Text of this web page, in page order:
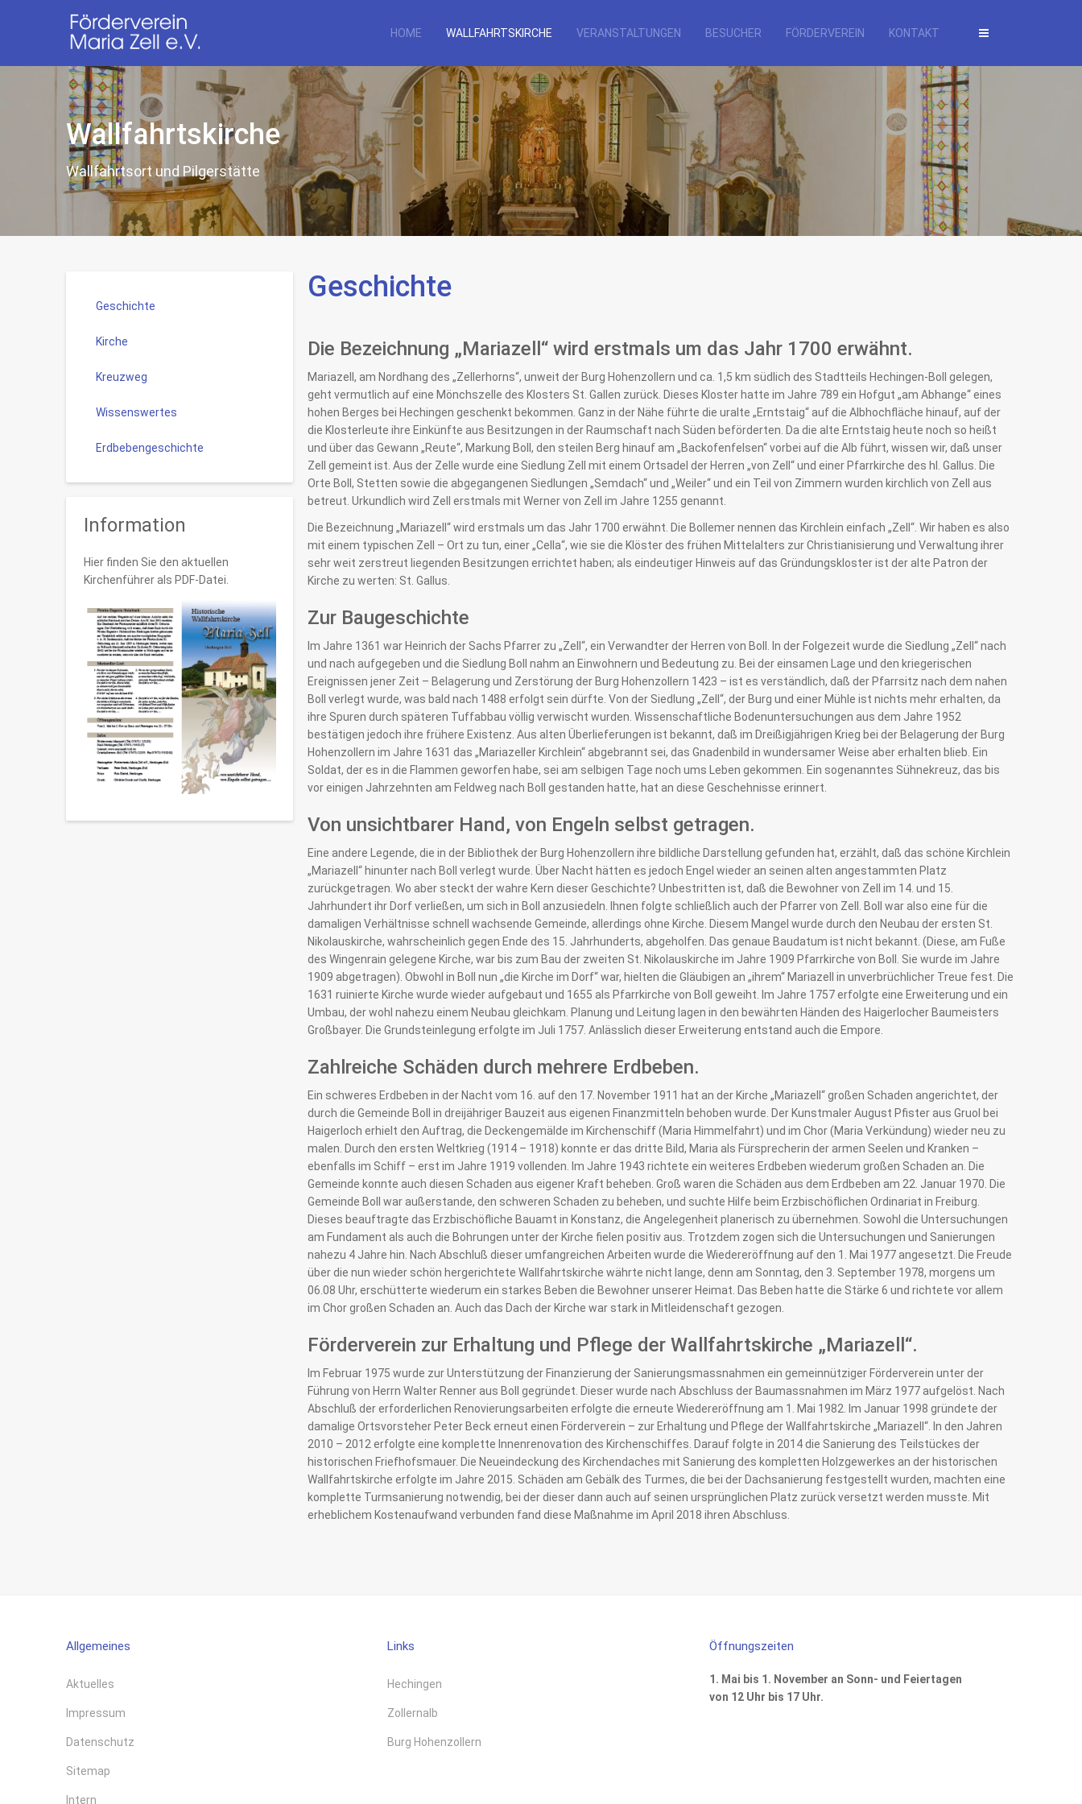
HOME WALLFAHRTSKIRCHE VERANSTALTUNGEN BESUCHER FÖRDERVEREIN KONTAKT
Wallfahrtskirche
Wallfahrtsort und Pilgerstätte
Geschichte
Die Bezeichnung „Mariazell“ wird erstmals um das Jahr 1700 erwähnt.
Mariazell, am Nordhang des „Zellerhorns“, unweit der Burg Hohenzollern und ca. 1,5 km südlich des Stadtteils Hechingen-Boll gelegen,
geht vermutlich auf eine Mönchszelle des Klosters St. Gallen zurück. Dieses Kloster hatte im Jahre 789 ein Hofgut „am Abhange“ eines
hohen Berges bei Hechingen geschenkt bekommen. Ganz in der Nähe führte die uralte „Erntstaig“ auf die Albhochfläche hinauf, auf der
die Klosterleute ihre Einkünfte aus Besitzungen in der Raumschaft nach Süden beförderten. Da die alte Erntstaig heute noch so heißt
und über das Gewann „Reute“, Markung Boll, den steilen Berg hinauf am „Backofenfelsen“ vorbei auf die Alb führt, wissen wir, daß unser
Zell gemeint ist. Aus der Zelle wurde eine Siedlung Zell mit einem Ortsadel der Herren „von Zell“ und einer Pfarrkirche des hl. Gallus. Die
Orte Boll, Stetten sowie die abgegangenen Siedlungen „Semdach“ und „Weiler“ und ein Teil von Zimmern wurden kirchlich von Zell aus
betreut. Urkundlich wird Zell erstmals mit Werner von Zell im Jahre 1255 genannt.
Die Bezeichnung „Mariazell“ wird erstmals um das Jahr 1700 erwähnt. Die Bollemer nennen das Kirchlein einfach „Zell“. Wir haben es also
mit einem typischen Zell – Ort zu tun, einer „Cella“, wie sie die Klöster des frühen Mittelalters zur Christianisierung und Verwaltung ihrer
sehr weit zerstreut liegenden Besitzungen errichtet haben; als eindeutiger Hinweis auf das Gründungskloster ist der alte Patron der
Kirche zu werten: St. Gallus.
Zur Baugeschichte
Im Jahre 1361 war Heinrich der Sachs Pfarrer zu „Zell“, ein Verwandter der Herren von Boll. In der Folgezeit wurde die Siedlung „Zell“ nach
und nach aufgegeben und die Siedlung Boll nahm an Einwohnern und Bedeutung zu. Bei der einsamen Lage und den kriegerischen
Ereignissen jener Zeit – Belagerung und Zerstörung der Burg Hohenzollern 1423 – ist es verständlich, daß der Pfarrsitz nach dem nahen
Boll verlegt wurde, was bald nach 1488 erfolgt sein dürfte. Von der Siedlung „Zell“, der Burg und einer Mühle ist nichts mehr erhalten, da
ihre Spuren durch späteren Tuffabbau völlig verwischt wurden. Wissenschaftliche Bodenuntersuchungen aus dem Jahre 1952
bestätigen jedoch ihre frühere Existenz. Aus alten Überlieferungen ist bekannt, daß im Dreißigjährigen Krieg bei der Belagerung der Burg
Hohenzollern im Jahre 1631 das „Mariazeller Kirchlein“ abgebrannt sei, das Gnadenbild in wundersamer Weise aber erhalten blieb. Ein
Soldat, der es in die Flammen geworfen habe, sei am selbigen Tage noch ums Leben gekommen. Ein sogenanntes Sühnekreuz, das bis
vor einigen Jahrzehnten am Feldweg nach Boll gestanden hatte, hat an diese Geschehnisse erinnert.
Von unsichtbarer Hand, von Engeln selbst getragen.
Eine andere Legende, die in der Bibliothek der Burg Hohenzollern ihre bildliche Darstellung gefunden hat, erzählt, daß das schöne Kirchlein
„Mariazell“ hinunter nach Boll verlegt wurde. Über Nacht hätten es jedoch Engel wieder an seinen alten angestammten Platz
zurückgetragen. Wo aber steckt der wahre Kern dieser Geschichte? Unbestritten ist, daß die Bewohner von Zell im 14. und 15.
Jahrhundert ihr Dorf verließen, um sich in Boll anzusiedeln. Ihnen folgte schließlich auch der Pfarrer von Zell. Boll war also eine für die
damaligen Verhältnisse schnell wachsende Gemeinde, allerdings ohne Kirche. Diesem Mangel wurde durch den Neubau der ersten St.
Nikolauskirche, wahrscheinlich gegen Ende des 15. Jahrhunderts, abgeholfen. Das genaue Baudatum ist nicht bekannt. (Diese, am Fuße
des Wingenrain gelegene Kirche, war bis zum Bau der zweiten St. Nikolauskirche im Jahre 1909 Pfarrkirche von Boll. Sie wurde im Jahre
1909 abgetragen). Obwohl in Boll nun „die Kirche im Dorf“ war, hielten die Gläubigen an „ihrem“ Mariazell in unverbrüchlicher Treue fest. Die
1631 ruinierte Kirche wurde wieder aufgebaut und 1655 als Pfarrkirche von Boll geweiht. Im Jahre 1757 erfolgte eine Erweiterung und ein
Umbau, der wohl nahezu einem Neubau gleichkam. Planung und Leitung lagen in den bewährten Händen des Haigerlocher Baumeisters
Großbayer. Die Grundsteinlegung erfolgte im Juli 1757. Anlässlich dieser Erweiterung entstand auch die Empore.
Zahlreiche Schäden durch mehrere Erdbeben.
Ein schweres Erdbeben in der Nacht vom 16. auf den 17. November 1911 hat an der Kirche „Mariazell“ großen Schaden angerichtet, der
durch die Gemeinde Boll in dreijähriger Bauzeit aus eigenen Finanzmitteln behoben wurde. Der Kunstmaler August Pfister aus Gruol bei
Haigerloch erhielt den Auftrag, die Deckengemälde im Kirchenschiff (Maria Himmelfahrt) und im Chor (Maria Verkündung) wieder neu zu
malen. Durch den ersten Weltkrieg (1914 – 1918) konnte er das dritte Bild, Maria als Fürsprecherin der armen Seelen und Kranken –
ebenfalls im Schiff – erst im Jahre 1919 vollenden. Im Jahre 1943 richtete ein weiteres Erdbeben wiederum großen Schaden an. Die
Gemeinde konnte auch diesen Schaden aus eigener Kraft beheben. Groß waren die Schäden aus dem Erdbeben am 22. Januar 1970. Die
Gemeinde Boll war außerstande, den schweren Schaden zu beheben, und suchte Hilfe beim Erzbischöflichen Ordinariat in Freiburg.
Dieses beauftragte das Erzbischöfliche Bauamt in Konstanz, die Angelegenheit planerisch zu übernehmen. Sowohl die Untersuchungen
am Fundament als auch die Bohrungen unter der Kirche fielen positiv aus. Trotzdem zogen sich die Untersuchungen und Sanierungen
nahezu 4 Jahre hin. Nach Abschluß dieser umfangreichen Arbeiten wurde die Wiedereröffnung auf den 1. Mai 1977 angesetzt. Die Freude
über die nun wieder schön hergerichtete Wallfahrtskirche währte nicht lange, denn am Sonntag, den 3. September 1978, morgens um
06.08 Uhr, erschütterte wiederum ein starkes Beben die Bewohner unserer Heimat. Das Beben hatte die Stärke 6 und richtete vor allem
im Chor großen Schaden an. Auch das Dach der Kirche war stark in Mitleidenschaft gezogen.
Förderverein zur Erhaltung und Pflege der Wallfahrtskirche „Mariazell“.
Im Februar 1975 wurde zur Unterstützung der Finanzierung der Sanierungsmassnahmen ein gemeinnütziger Förderverein unter der
Führung von Herrn Walter Renner aus Boll gegründet. Dieser wurde nach Abschluss der Baumassnahmen im März 1977 aufgelöst. Nach
Abschluß der erforderlichen Renovierungsarbeiten erfolgte die erneute Wiedereröffnung am 1. Mai 1982. Im Januar 1998 gründete der
damalige Ortsvorsteher Peter Beck erneut einen Förderverein – zur Erhaltung und Pflege der Wallfahrtskirche „Mariazell“. In den Jahren
2010 – 2012 erfolgte eine komplette Innenrenovation des Kirchenschiffes. Darauf folgte in 2014 die Sanierung des Teilstückes der
historischen Friefhofsmauer. Die Neueindeckung des Kirchendaches mit Sanierung des kompletten Holzgewerkes an der historischen
Wallfahrtskirche erfolgte im Jahre 2015. Schäden am Gebälk des Turmes, die bei der Dachsanierung festgestellt wurden, machten eine
komplette Turmsanierung notwendig, bei der dieser dann auch auf seinen ursprünglichen Platz zurück versetzt werden musste. Mit
erheblichem Kostenaufwand verbunden fand diese Maßnahme im April 2018 ihren Abschluss.
Geschichte
Kirche
Kreuzweg
Wissenswertes
Erdbebengeschichte
Information
Hier finden Sie den aktuellen
Kirchenführer als PDF-Datei.
Allgemeines
Aktuelles
Impressum
Datenschutz
Sitemap
Intern
Links
Hechingen
Zollernalb
Burg Hohenzollern
Öffnungszeiten
1. Mai bis 1. November an Sonn- und Feiertagen
von 12 Uhr bis 17 Uhr.